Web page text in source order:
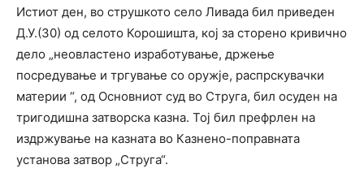
Истиот ден, во струшкото село Ливада бил приведен
Д.У.(30) од селото Корошишта, кој за сторено кривично
дело „неовластено изработување, држење
посредување и тргување со оружје, распрскувачки
материи “, од Основниот суд во Струга, бил осуден на
тригодишна затворска казна. Тој бил префрлен на
издржување на казната во Казнено-поправната
установа затвор „Струга“.